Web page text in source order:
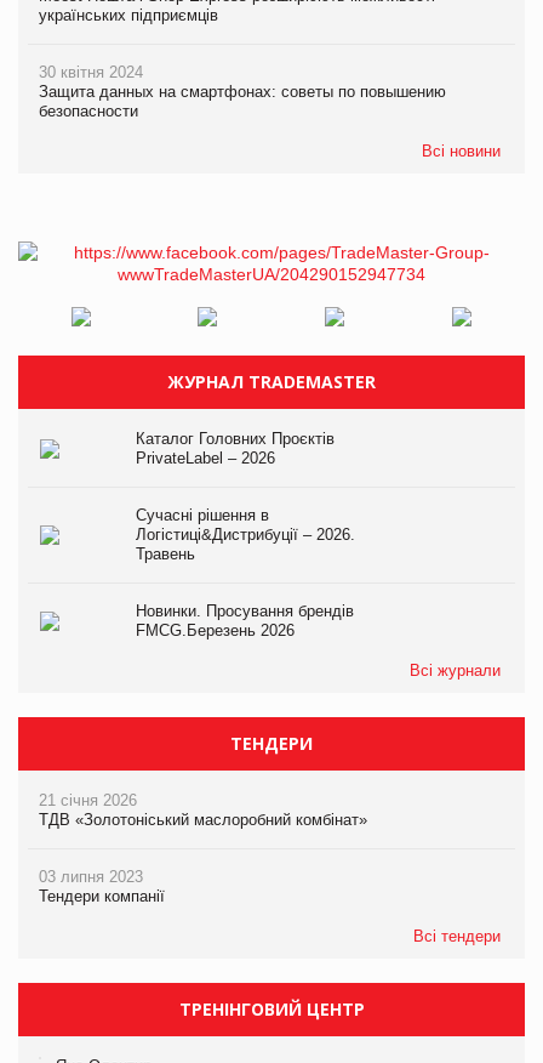
українських підприємців
30 квітня 2024
Защита данных на смартфонах: советы по повышению
безопасности
Всі новини
ЖУРНАЛ TRADEMASTER
Каталог Головних Проєктів
PrivateLabel – 2026
Сучасні рішення в
Логістиці&Дистрибуції – 2026.
Травень
Новинки. Просування брендів
FMCG.Березень 2026
Всі журнали
ТЕНДЕРИ
21 січня 2026
ТДВ «Золотоніський маслоробний комбінат»
03 липня 2023
Тендери компанії
Всі тендери
ТРЕНІНГОВИЙ ЦЕНТР